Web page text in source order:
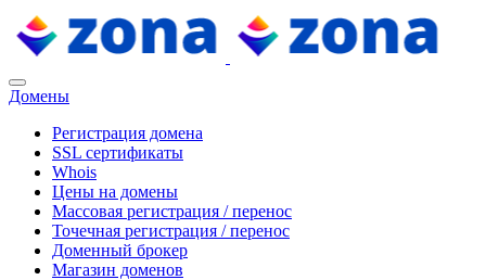
Домены
Регистрация домена
SSL сертификаты
Whois
Цены на домены
Массовая регистрация / перенос
Точечная регистрация / перенос
Доменный брокер
Магазин доменов